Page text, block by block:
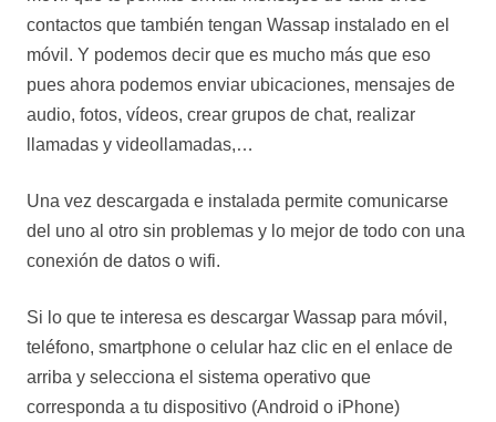
contactos que también tengan Wassap instalado en el
móvil. Y podemos decir que es mucho más que eso
pues ahora podemos enviar ubicaciones, mensajes de
audio, fotos, vídeos, crear grupos de chat, realizar
llamadas y videollamadas,…
Una vez descargada e instalada permite comunicarse
del uno al otro sin problemas y lo mejor de todo con una
conexión de datos o wifi.
Si lo que te interesa es descargar Wassap para móvil,
teléfono, smartphone o celular haz clic en el enlace de
arriba y selecciona el sistema operativo que
corresponda a tu dispositivo (Android o iPhone)